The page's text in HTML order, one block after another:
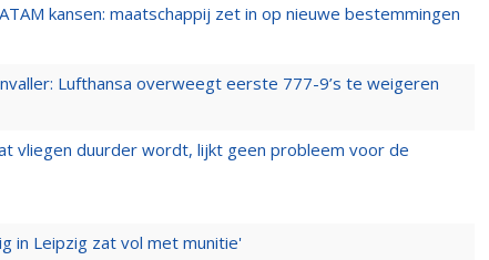
kansen: maatschappij zet in op nieuwe bestemmingen
Lufthansa overweegt eerste 777-9’s te weigeren
vliegen duurder wordt, lijkt geen probleem voor de
in Leipzig zat vol met munitie'